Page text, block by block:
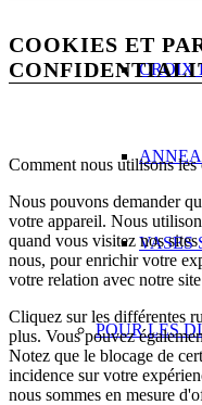
CROIX
VASES
POUR LES
COOKIES ET
Comment nous utilisons les
Nous pouvons demander
votre appareil. Nous
quand vous visitez nos
nous, pour enrichir votre
votre relation avec notre
Cliquez sur les différentes
plus. Vous pouvez
Notez que le blocage de
incidence sur votre
nous sommes en mesure